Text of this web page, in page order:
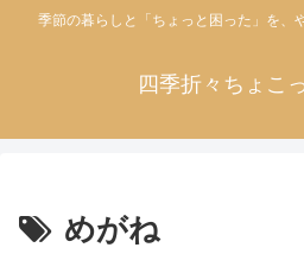
季節の暮らしと「ちょっと困った」を、
四季折々ちょこ
めがね